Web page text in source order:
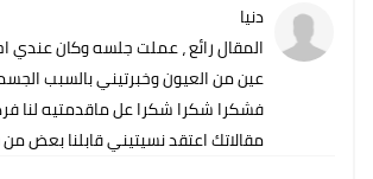
دنيا
المقال رائع ، عملت جلسه وكان عندي
عين من العيون وخبرتيني بالسبب
فشكرا شكرا شكرا عل ماقدمتيه لنا
مقالاتك اعتقد نسيتيني قابلنا بعض من قبل